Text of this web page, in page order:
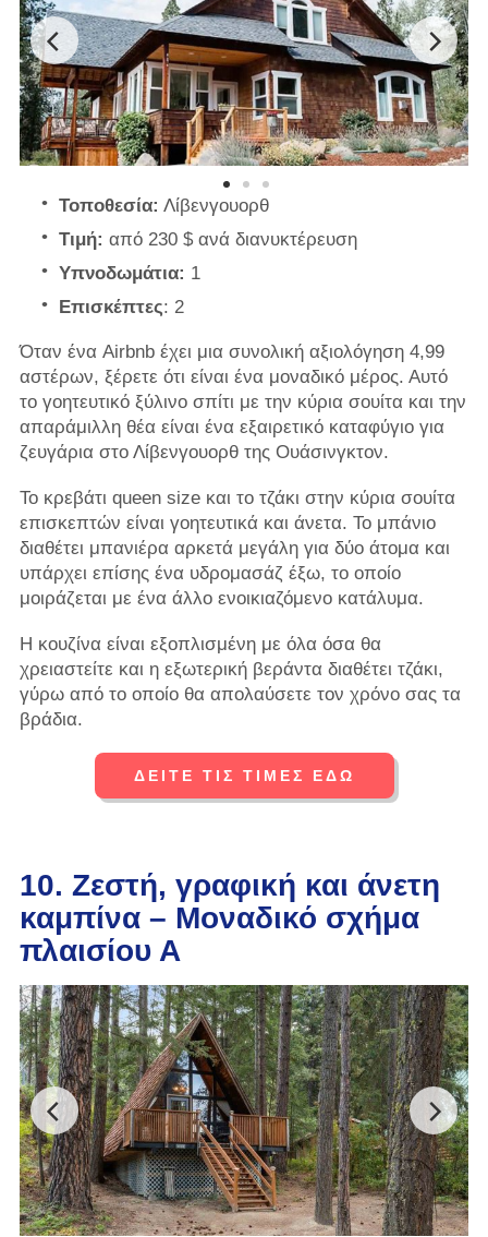
Τοποθεσία: Λίβενγουορθ
Τιμή: από 230 $ ανά διανυκτέρευση
Υπνοδωμάτια: 1
Επισκέπτες: 2
Όταν ένα Airbnb έχει μια συνολική αξιολόγηση 4,99
αστέρων, ξέρετε ότι είναι ένα μοναδικό μέρος. Αυτό
το γοητευτικό ξύλινο σπίτι με την κύρια σουίτα και την
απαράμιλλη θέα είναι ένα εξαιρετικό καταφύγιο για
ζευγάρια στο Λίβενγουορθ της Ουάσινγκτον.
Το κρεβάτι queen size και το τζάκι στην κύρια σουίτα
επισκεπτών είναι γοητευτικά και άνετα. Το μπάνιο
διαθέτει μπανιέρα αρκετά μεγάλη για δύο άτομα και
υπάρχει επίσης ένα υδρομασάζ έξω, το οποίο
μοιράζεται με ένα άλλο ενοικιαζόμενο κατάλυμα.
Η κουζίνα είναι εξοπλισμένη με όλα όσα θα
χρειαστείτε και η εξωτερική βεράντα διαθέτει τζάκι,
γύρω από το οποίο θα απολαύσετε τον χρόνο σας τα
βράδια.
ΔΕΙΤΕ ΤΙΣ ΤΙΜΕΣ ΕΔΩ
10. Ζεστή, γραφική και άνετη
καμπίνα – Μοναδικό σχήμα
πλαισίου Α